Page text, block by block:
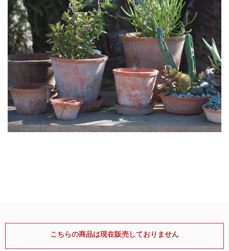
こちらの商品は現在販売しておりません